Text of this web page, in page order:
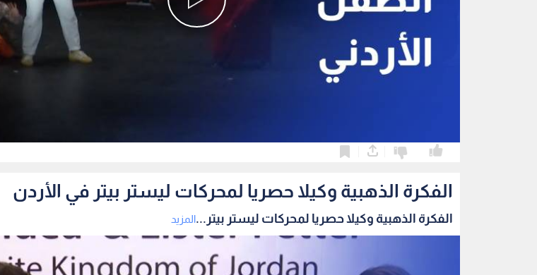
الفكرة الذهبية وكيلا حصريا لمحركات ليستر بيتر في الأردن
الفكرة الذهبية وكيلا حصريا لمحركات ليستر بيتر...المزيد